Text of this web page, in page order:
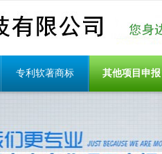
专利软著商标 其他项目申报